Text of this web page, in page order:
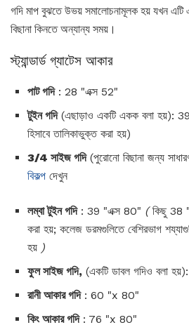
গদি মাপ বুঝতে উভয় সমালোচনামূলক হয় যখন এটি
বিছানা কিনতে অন্যান্য সময়।
স্ট্যান্ডার্ড গ্যাটেস আকার
পাট গদি: 28 "এক্স 52"
টুইন গদি(এছাড়াও একটি একক বলা হয়):
হিসাবে তালিকাভুক্ত করা হয়)
3/4 সাইজ গদি(পুরোনো বিছানা জন্য
বিকল্প দেখুন
লম্বা টুইন গদি: 39 "এক্স 80" (কিছু 38
করা হয়; কলেজ ডরমগুলিতে বেশিরভাগ
হয় )
ফুল সাইজ গদি, (একটি ডাবল গদিও বলা
রানী আকার গদি: 60 "x 80"
কিং আকার গদি: 76 "x 80"